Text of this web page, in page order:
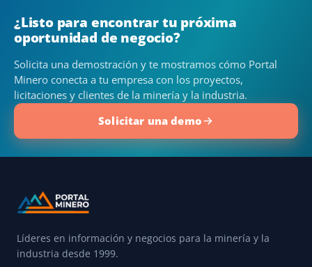
¿Listo para encontrar tu próxima
oportunidad de negocio?
Solicita una demostración y te mostramos cómo Portal
Minero conecta a tu empresa con los proyectos,
licitaciones y clientes de la minería y la industria.
Solicitar una demo
Líderes en información y negocios para la minería y la
industria desde 1999.